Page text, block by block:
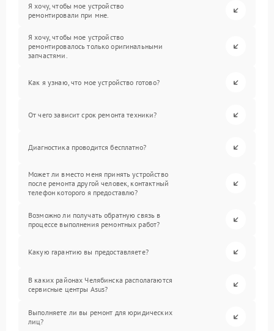
Я хочу, чтобы мое устройство
ремонтировали при мне.
Я хочу, чтобы мое устройство
ремонтировалось только оригинальными
запчастями.
Как я узнаю, что мое устройство готово?
От чего зависит срок ремонта техники?
Диагностика проводится бесплатно?
Может ли вместо меня принять устройство
после ремонта другой человек, контактный
телефон которого я предоставлю?
Возможно ли получать обратную связь в
процессе выполнения ремонтных работ?
Какую гарантию вы предоставляете?
В каких районах Челябинска располагаются
сервисные центры Asus?
Выполняете ли вы ремонт для юридических
лиц?